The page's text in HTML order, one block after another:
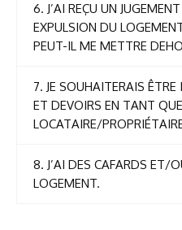
6. J’AI REÇU UN
EXPULSION DU
PEUT-IL ME METTRE
7. JE SOUHAITERAIS
ET DEVOIRS EN TANT QUE
LOCATAIRE/
8. J’AI DES CAFARDS ET/
LOGEMENT.